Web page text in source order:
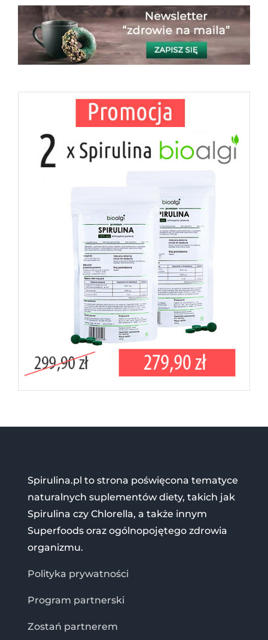
Spirulina.pl to strona poświęcona tematyce
naturalnych suplementów diety, takich jak
Spirulina czy Chlorella, a także innym
Superfoods oraz ogólnopojętego zdrowia
organizmu.
Polityka prywatności
Program partnerski
Zostań partnerem